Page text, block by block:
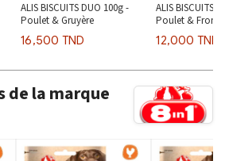
ALIS BISCUITS DUO 100g -
Poulet & Gruyère
16,500 TND
ALIS BISCUITS
Poulet &
12,000 TND
de la marque